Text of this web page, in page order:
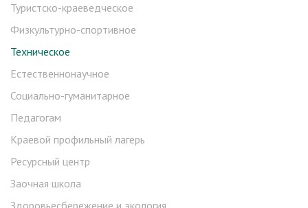
Туристско-краеведческое
Физкультурно-спортивное
Техническое
Естественнонаучное
Социально-гуманитарное
Педагогам
Краевой профильный лагерь
Ресурсный центр
Заочная школа
Здоровьесбережение и экология